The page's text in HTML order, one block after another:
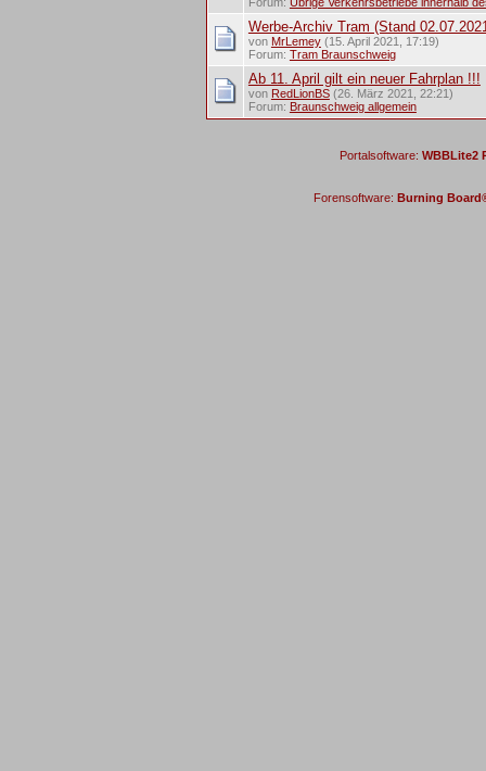
Werbe-Archiv Tram (Stand
von MrLemey(15. April 2021, 17:19)
Forum: Tram Braunschweig
Ab 11. April gilt ein neuer Fahrplan !!!
von RedLionBS(26. März 2021, 22:21)
Forum: Braunschweig allgemein
Portalsoftware: WBBLite2
Forensoftware: Burning